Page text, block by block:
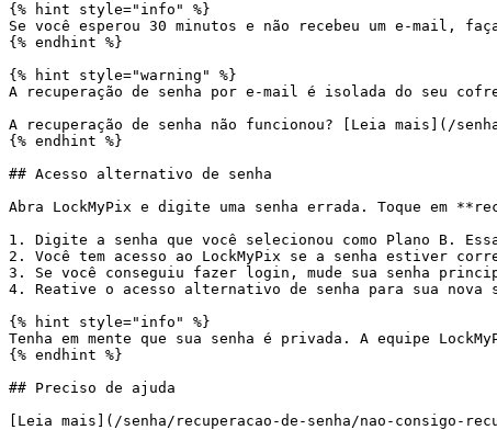
{% hint style="info" %}
Se você esperou 30 minutos e não recebeu um e-mail,
{% endhint %}
{% hint style="warning" %}
A recuperação de senha por e-mail é isolada do seu
A recuperação de senha não funcionou? [Leia mais](/
{% endhint %}
## Acesso alternativo de senha
Abra LockMyPix e digite uma senha errada. Toque em
1. Digite a senha que você selecionou como Plano B.
2. Você tem acesso ao LockMyPix se a senha estiver
3. Se você conseguiu fazer login, mude sua senha
4. Reative o acesso alternativo de senha para sua nova
{% hint style="info" %}
Tenha em mente que sua senha é privada. A equipe
{% endhint %}
## Preciso de ajuda
[Leia mais](/senha/recuperacao-de-senha/nao-consigo-